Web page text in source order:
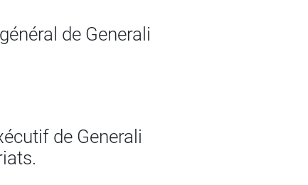
de Generali
de Generali